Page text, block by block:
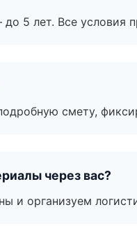
5 лет. Все условия
смету,
через вас?
и организуем